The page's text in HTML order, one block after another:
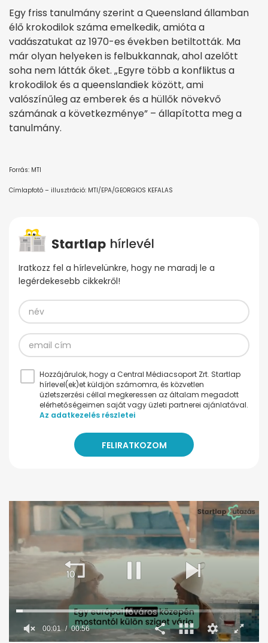
Egy friss tanulmány szerint a Queensland államban
élő krokodilok száma emelkedik, amióta a
vadászatukat az 1970-es években betiltották. Ma
már olyan helyeken is felbukkannak, ahol azelőtt
soha nem látták őket. „Egyre több a konfliktus a
krokodilok és a queenslandiek között, ami
valószínűleg az emberek és a hüllők növekvő
számának a következménye” – állapította meg a
tanulmány.
Forrás: MTI
Címlapfotó – illusztráció: MTI/EPA/GEORGIOS KEFALAS
Iratkozz fel a hírlevelünkre, hogy ne maradj le a
legérdekesebb cikkekről!
Hozzájárulok, hogy a Central Médiacsoport Zrt. Startlap
hírlevel(ek)et küldjön számomra, és közvetlen
üzletszerzési céllal megkeressen az általam megadott
elérhetőségeimen saját vagy üzleti partnerei ajánlatával.
Az adatkezelés részletei
00:02 00:56